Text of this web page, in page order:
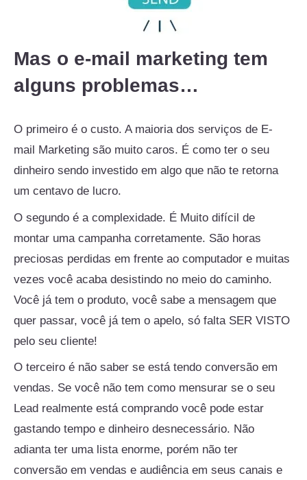
Mas o e-mail marketing tem
alguns problemas…
O primeiro é o custo. A maioria dos serviços de E-
mail Marketing são muito caros. É como ter o seu
dinheiro sendo investido em algo que não te retorna
um centavo de lucro.
O segundo é a complexidade. É Muito difícil de
montar uma campanha corretamente. São horas
preciosas perdidas em frente ao computador e muitas
vezes você acaba desistindo no meio do caminho.
Você já tem o produto, você sabe a mensagem que
quer passar, você já tem o apelo, só falta SER VISTO
pelo seu cliente!
O terceiro é não saber se está tendo conversão em
vendas. Se você não tem como mensurar se o seu
Lead realmente está comprando você pode estar
gastando tempo e dinheiro desnecessário. Não
adianta ter uma lista enorme, porém não ter
conversão em vendas e audiência em seus canais e